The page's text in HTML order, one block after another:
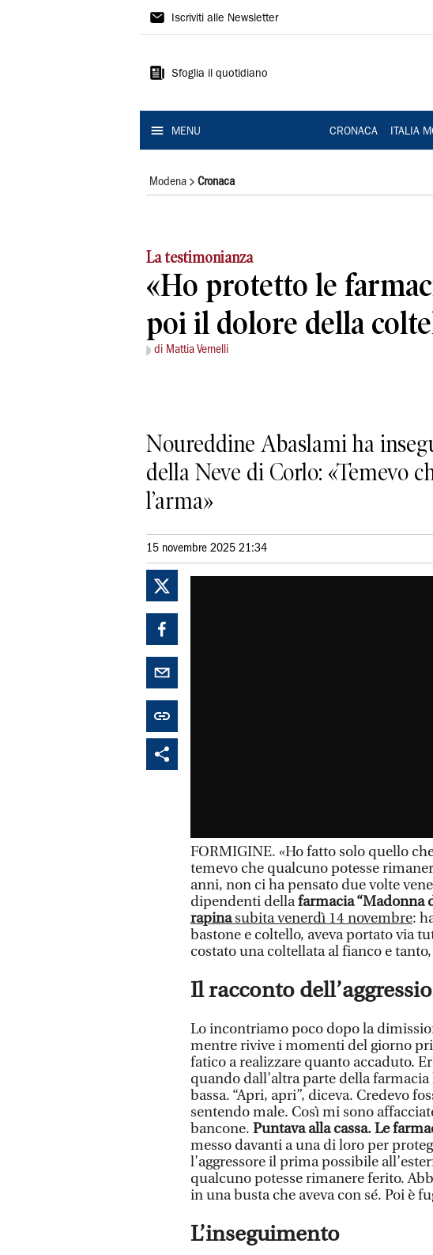
Gazzetta
Modena
Iscriviti alle Newsletter
Sfoglia il quotidiano
MENU CRONACA ITALIA
Modena Cronaca
La testimonianza
«Ho protetto le
poi il dolore della
di Mattia Vernelli
Noureddine Abaslami ha
della Neve di Corlo: «Temevo
l’arma»
15 novembre 2025 21:34
FORMIGINE. «Ho fatto solo quello
temevo che qualcuno potesse
anni, non ci ha pensato due volte
dipendenti dellafarmacia “Madonna
rapinasubita venerdì 14 novembre:
bastone e coltello, aveva portato via
costato una coltellata al fianco e
Il racconto
Lo incontriamo poco dopo la
mentre rivive i momenti del giorno
fatico a realizzare quanto accaduto.
quando dall’altra parte della
bassa. “Apri, apri”, diceva. Credevo
sentendo male. Così mi sono
bancone. Puntava alla cassa. Le
messo davanti a una di loro per
l’aggressore il prima possibile
qualcuno potesse rimanere ferito.
in una busta che aveva con sé. Poi è
L’inseguimento